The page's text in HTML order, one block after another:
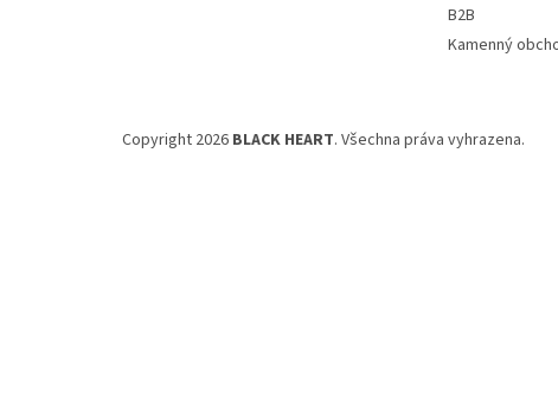
B2B
Kamenný
Copyright 2026 BLACK HEART. Všechna práva vyhrazena.